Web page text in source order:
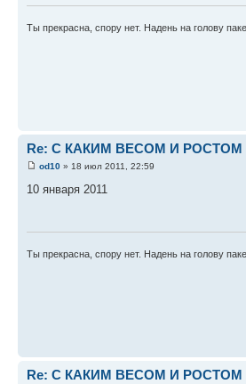
Ты прекрасна, спору нет. Надень на голову
Re: С КАКИМ ВЕСОМ И РОСТОМ
od10 » 18 июл 2011, 22:59
10 января 2011
Ты прекрасна, спору нет. Надень на голову
Re: С КАКИМ ВЕСОМ И РОСТОМ